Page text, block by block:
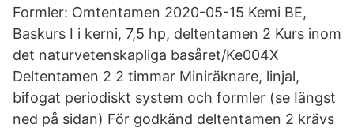
Formler: Omtentamen 2020-05-15 Kemi BE,
Baskurs I i kerni, 7,5 hp, deltentamen 2 Kurs inom
det naturvetenskapliga basåret/Ke004X
Deltentamen 2 2 timmar Miniräknare, linjal,
bifogat periodiskt system och formler (se Iängst
ned på sidan) För godkänd deltentamen 2 krävs